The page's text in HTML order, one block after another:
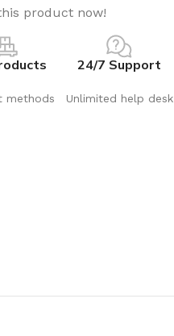
product now!
methods
24/7 Support
Unlimited help desk